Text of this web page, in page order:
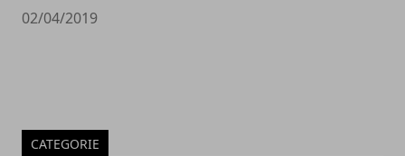
02/04/2019
CATEGORIE